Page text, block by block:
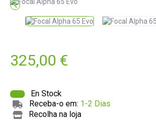

325,00 €
En Stock
Receba-o em: 1-2 Dias
Recolha na loja